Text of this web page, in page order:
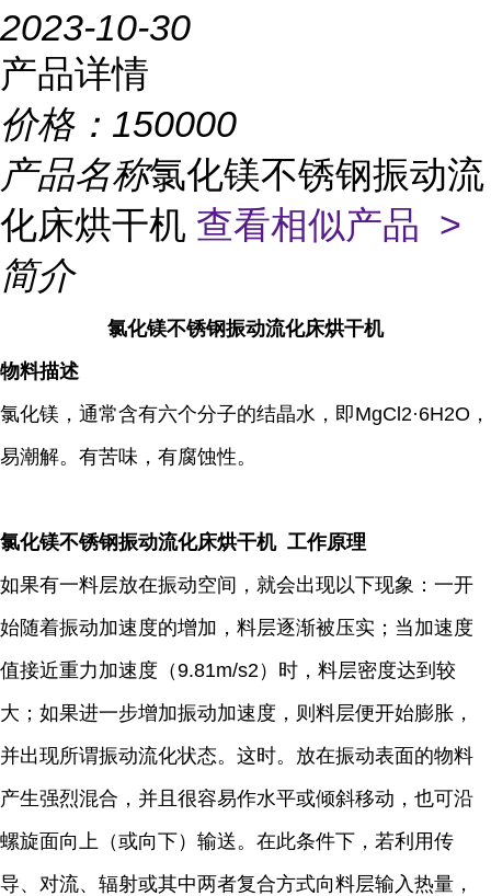
2023-10-30
产品详情
价格： 150000
产品名称氯化镁不锈钢振动流
化床烘干机 查看相似产品 >
简介
氯化镁不锈钢振动流化床烘干机
物料描述
氯化镁，通常含有六个分子的结晶水，即MgCl2·6H2O，
易潮解。有苦味，有腐蚀性。
氯化镁不锈钢振动流化床烘干机 工作原理
如果有一料层放在振动空间，就会出现以下现象：一开
始随着振动加速度的增加，料层逐渐被压实；当加速度
值接近重力加速度（9.81m/s2）时，料层密度达到较
大；如果进一步增加振动加速度，则料层便开始膨胀，
并出现所谓振动流化状态。这时。放在振动表面的物料
产生强烈混合，并且很容易作水平或倾斜移动，也可沿
螺旋面向上（或向下）输送。在此条件下，若利用传
导、对流、辐射或其中两者复合方式向料层输入热量，